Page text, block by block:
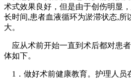
术式效果良好，但是由于创伤明显
长时间,患者血液循环为淤滞状态,所
大。
应从术前开始一直到术后都对患
体如下。
1．做好术前健康教育。护理人员